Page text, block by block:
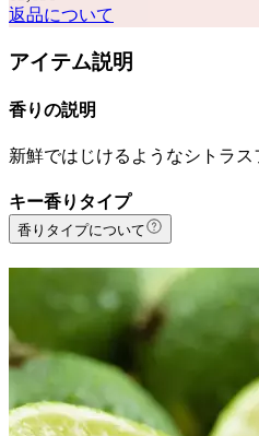
返品について
アイテム説明
香りの説明
新鮮ではじけるようなシトラ
キー香りタイプ
香りタイプについて